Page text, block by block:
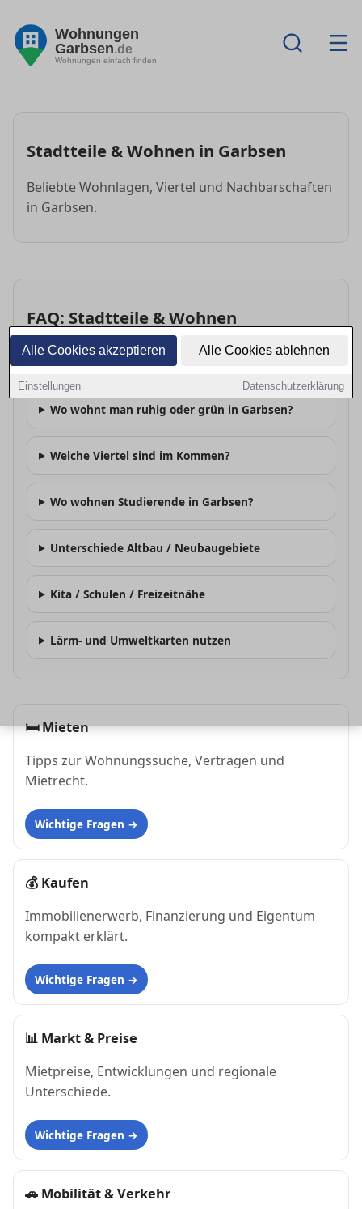
Alle Cookies akzeptieren Alle Cookies ablehnen
Einstellungen Datenschutzerklärung
Wohnungen
Garbsen.de
Wohnungen einfach finden
Stadtteile & Wohnen in Garbsen
Beliebte Wohnlagen, Viertel und Nachbarschaften
in Garbsen.
FAQ: Stadtteile & Wohnen
Welche Stadtteile sind beliebt in Garbsen?
Wo wohnt man ruhig oder grün in Garbsen?
Welche Viertel sind im Kommen?
Wo wohnen Studierende in Garbsen?
Unterschiede Altbau / Neubaugebiete
Kita / Schulen / Freizeitnähe
Lärm- und Umweltkarten nutzen
🛏Mieten
Tipps zur Wohnungssuche, Verträgen und
Mietrecht.
Wichtige Fragen
💰 Kaufen
Immobilienerwerb, Finanzierung und Eigentum
kompakt erklärt.
Wichtige Fragen
📊 Markt & Preise
Mietpreise, Entwicklungen und regionale
Unterschiede.
Wichtige Fragen
🚗 Mobilität & Verkehr